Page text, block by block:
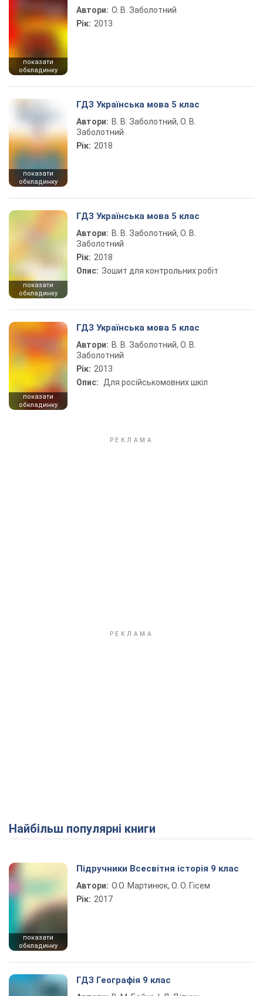
показати
обкладинку
Автори: О. В. Заболотний
Рік: 2013
показати
обкладинку
ГДЗ Українська мова 5 клас
Автори: В. В. Заболотний, О. В.
Заболотний
Рік: 2018
показати
обкладинку
ГДЗ Українська мова 5 клас
Автори: В. В. Заболотний, О. В.
Заболотний
Рік: 2018
Опис: Зошит для контрольних робіт
показати
обкладинку
ГДЗ Українська мова 5 клас
Автори: В. В. Заболотний, О. В.
Заболотний
Рік: 2013
Опис:
Для російськомовних шкіл
Найбільш популярні книги
показати
обкладинку
Підручники Всесвітня історія 9 клас
Автори: О.О. Мартинюк, О. О. Гісем
Рік: 2017
ГДЗ Географія 9 клас